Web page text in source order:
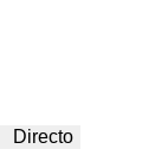
Directo